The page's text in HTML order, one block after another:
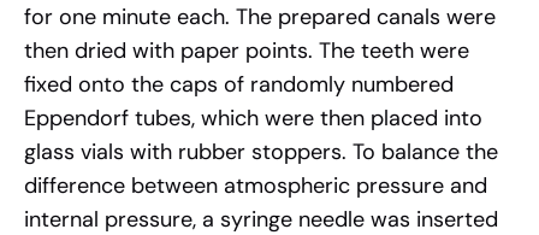
for one minute each. The prepared canals were
then dried with paper points. The teeth were
fixed onto the caps of randomly numbered
Eppendorf tubes, which were then placed into
glass vials with rubber stoppers. To balance the
difference between atmospheric pressure and
internal pressure, a syringe needle was inserted